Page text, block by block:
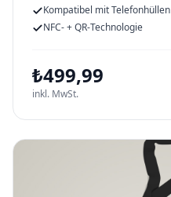
Kompatibel mit Telefonhüllen
NFC- + QR-Technologie
₺499,99
inkl. MwSt.